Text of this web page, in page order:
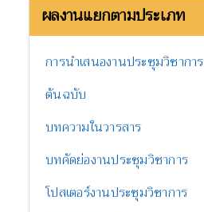
ผลงานแยกตามประเภท
การนำเสนองานประชุมวิชาการ
ต้นฉบับ
บทความในวารสาร
บทคัดย่องานประชุมวิชาการ
โปสเตอร์งานประชุมวิชาการ